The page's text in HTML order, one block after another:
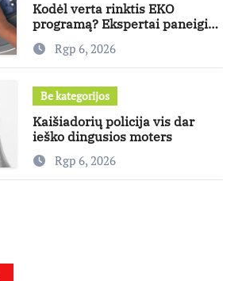
Kodėl verta rinktis EKO
programą? Ekspertai paneigia
dažniausius mitus
Rgp 6, 2026
Be kategorijos
Kaišiadorių policija vis dar
ieško dingusios moters
Rgp 6, 2026